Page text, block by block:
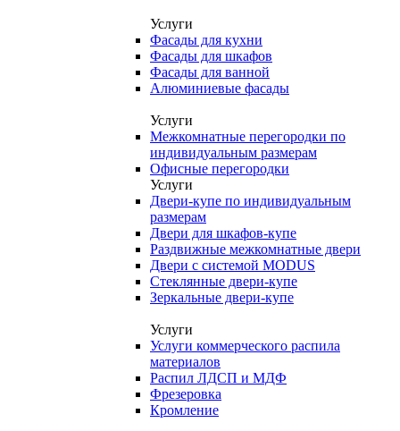
Услуги
Фасады для кухни
Фасады для шкафов
Фасады для ванной
Алюминиевые фасады
Услуги
Межкомнатные перегородки по
индивидуальным размерам
Офисные перегородки
Услуги
Двери-купе по индивидуальным
размерам
Двери для шкафов-купе
Раздвижные межкомнатные двери
Двери с системой MODUS
Стеклянные двери-купе
Зеркальные двери-купе
Услуги
Услуги коммерческого распила
материалов
Распил ЛДСП и МДФ
Фрезеровка
Кромление